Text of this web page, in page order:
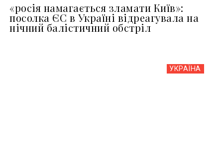
«росія намагається зламати Київ»:
посолка ЄС в Україні відреагувала на
нічний балістичний обстріл
УКРАЇНА